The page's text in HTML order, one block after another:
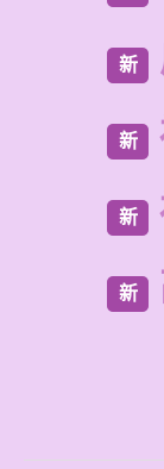
新
新
新
新